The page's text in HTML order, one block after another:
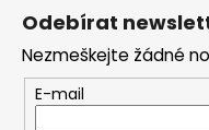
Odebírat
Nezmeškejte žádné
E-mail